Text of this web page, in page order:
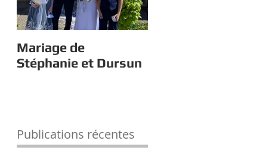
Mariage de
Stéphanie et Dursun
Publications récentes